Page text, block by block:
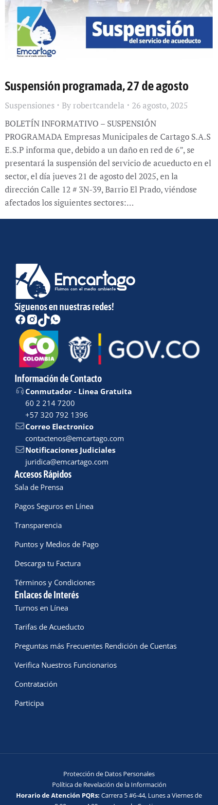
Suspensión programada, 27 de agosto
Suspensiones By robertcandela
26 agosto, 2025
BOLETÍN INFORMATIVO – SUSPENSIÓN
PROGRAMADA Empresas Municipales de Cartago S.A.S
E.S.P informa que, debido a un daño en red de 6”, se
presentará la suspensión del servicio de acueducto en el
sector, el día jueves 21 de agosto del 2025, en la
dirección Calle 12 # 3N-39, Barrio El Prado, viéndose
afectados los siguientes sectores:…
Síguenos en nuestras redes!
Información de Contacto
Conmutador - Linea Gratuita
60 2 214 7200
+57 320 792 1396
Correo Electronico
contactenos@emcartago.com
Notificaciones Judiciales
juridica@emcartago.com
Accesos Rápidos
Sala de Prensa
Pagos Seguros en Línea
Transparencia
Puntos y Medios de Pago
Descarga tu Factura
Términos y Condiciones
Enlaces de Interés
Turnos en Línea
Tarifas de Acueducto
Preguntas más Frecuentes Rendición de Cuentas
Verifica Nuestros Funcionarios
Contratación
Participa
Horario de Atención PQRs: Carrera 5 #6-44, Lunes a Viernes de
Protección de Datos Personales
Política de Revelación de la Información